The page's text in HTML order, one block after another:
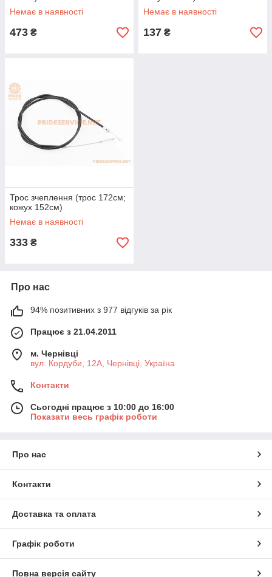
Немає в наявності
473 ₴
Немає в наявності
137 ₴
Трос зчеплення (трос 172см;
кожух 152см)
Немає в наявності
333 ₴
Про нас
94% позитивних з 977 відгуків за рік
Працює з 21.04.2011
м. Чернівці
вул. Кордуби, 12А, Чернівці, Україна
Контакти
Сьогодні працює з 10:00 до 16:00
Показати весь графік роботи
Про нас
Контакти
Доставка та оплата
Графік роботи
Повна версія сайту